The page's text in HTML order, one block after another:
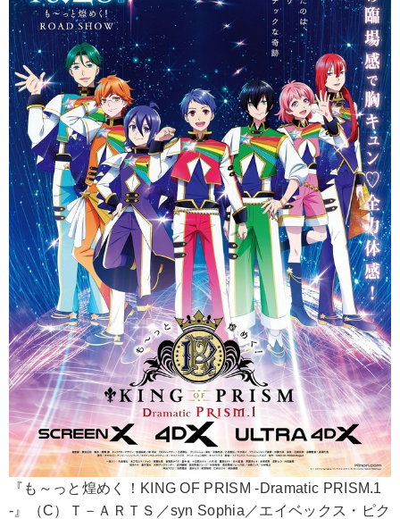
『も～っと煌めく！KING OF PRISM -Dramatic PRISM.1
-』（C）Ｔ－ＡＲＴＳ／syn Sophia／エイベックス・ピク